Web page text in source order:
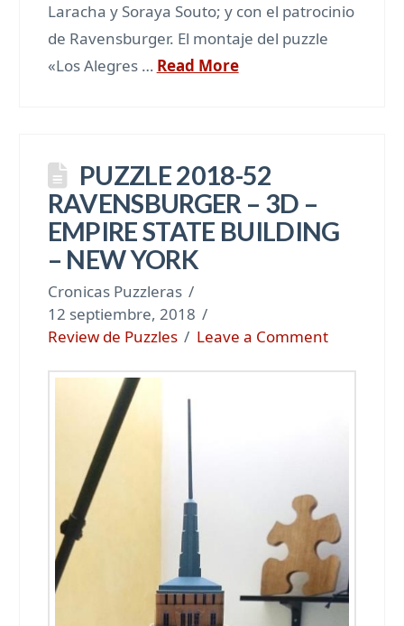
Laracha y Soraya Souto; y con el patrocinio
de Ravensburger. El montaje del puzzle
«Los Alegres … Read More
PUZZLE 2018-52
RAVENSBURGER – 3D –
EMPIRE STATE BUILDING
– NEW YORK
Cronicas Puzzleras
12 septiembre, 2018
Review de Puzzles
Leave a Comment